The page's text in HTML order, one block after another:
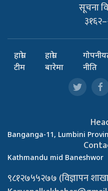
सूचना
हाम्रो
टीम
हाम्रो
बारेमा
नीति
Banganga-11, Lumbini
Kathmandu mid Baneshwor
९८१२७५५२७७ (विज्ञापन